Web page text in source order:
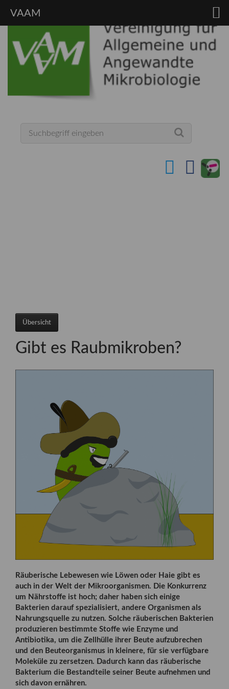
Übersicht
Gibt es Raubmikroben?
Räuberische Lebewesen wie Löwen oder Haie gibt es
auch in der Welt der Mikroorganismen. Die Konkurrenz
um Nährstoffe ist hoch; daher haben sich einige
Bakterien darauf spezialisiert, andere Organismen als
Nahrungsquelle zu nutzen. Solche räuberischen Bakterien
produzieren bestimmte Stoffe wie Enzyme und
Antibiotika, um die Zellhülle ihrer Beute aufzubrechen
und den Beuteorganismus in kleinere, für sie verfügbare
Moleküle zu zersetzen. Dadurch kann das räuberische
Bakterium die Bestandteile seiner Beute aufnehmen und
sich davon ernähren.